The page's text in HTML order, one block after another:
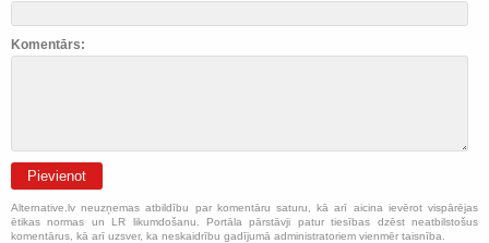
Komentārs:
Pievienot
Alternative.lv neuzņemas atbildību par komentāru saturu, kā arī aicina ievērot vispārējas
ētikas normas un LR likumdošanu. Portāla pārstāvji patur tiesības dzēst neatbilstošus
komentārus, kā arī uzsver, ka neskaidrību gadījumā administratoriem vienmēr taisnība.